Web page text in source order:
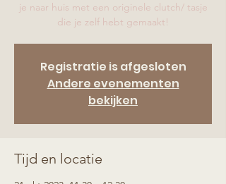
je naar huis met een originele clutch/ tasje
die je zelf hebt gemaakt!
Registratie is afgesloten
Andere evenementen
bekijken
Tijd en locatie